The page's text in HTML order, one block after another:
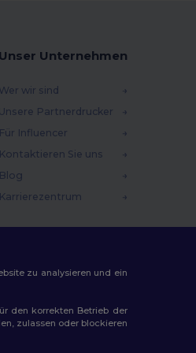
Unser Unternehmen
Wer wir sind
Unsere Partnerdrucker
Für Influencer
Kontaktieren Sie uns
Blog
Karrierezentrum
zu analysieren und ein
den korrekten Betrieb der
zulassen oder blockieren